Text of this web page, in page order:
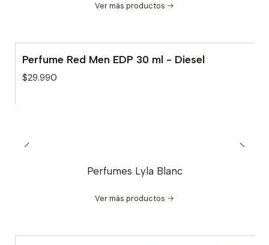
Ver más productos
Perfume Red Men EDP 30 ml - Diesel
$29.990
Perfumes Lyla Blanc
Ver más productos